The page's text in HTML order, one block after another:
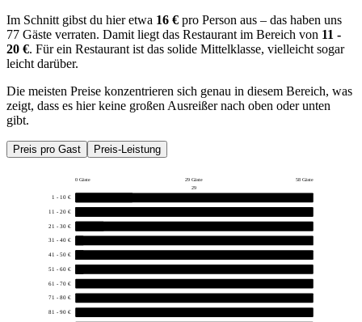
Im Schnitt gibst du hier etwa 16 € pro Person aus – das haben uns
77 Gäste verraten. Damit liegt das Restaurant im Bereich von 11 -
20 €. Für ein Restaurant ist das solide Mittelklasse, vielleicht sogar
leicht darüber.
Die meisten Preise konzentrieren sich genau in diesem Bereich, was
zeigt, dass es hier keine großen Ausreißer nach oben oder unten
gibt.
Preis pro Gast Preis-Leistung
0 Gäste 29 Gäste
58 Gäste
29
1 - 10 €
11 - 20 €
21 - 30 €
31 - 40 €
41 - 50 €
51 - 60 €
61 - 70 €
71 - 80 €
81 - 90 €